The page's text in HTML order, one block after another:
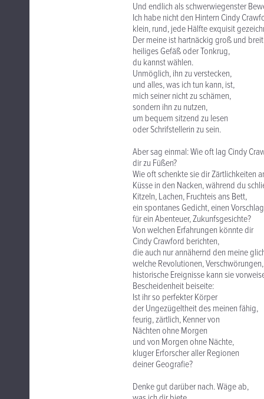
Und endlich als schwerwiegenster
Ich habe nicht den Hintern Cindy
klein, rund, jede Hälfte exquisit
Der meine ist hartnäckig groß und
heiliges Gefäß oder Tonkrug,
du kannst wählen.
Unmöglich, ihn zu verstecken,
und alles, was ich tun kann, ist,
mich seiner nicht zu schämen,
sondern ihn zu nutzen,
um bequem sitzend zu lesen
oder Schrifstellerin zu sein.
Aber sag einmal: Wie oft lag Cindy
dir zu Füßen?
Wie oft schenkte sie dir Zärtlichkeiten
Küsse in den Nacken, während du
Kitzeln, Lachen, Fruchteis ans Bett,
ein spontanes Gedicht, einen Vorschlag
für ein Abenteuer, Zukunfsgesichte?
Von welchen Erfahrungen könnte dir
Cindy Crawford berichten,
die auch nur annähernd den meine
welche Revolutionen, Verschwörungen,
historische Ereignisse kann sie
Bescheidenheit beiseite:
Ist ihr so perfekter Körper
der Ungezügeltheit des meinen fähig,
feurig, zärtlich, Kenner von
Nächten ohne Morgen
und von Morgen ohne Nächte,
kluger Erforscher aller Regionen
deiner Geografie?
Denke gut darüber nach. Wäge ab,